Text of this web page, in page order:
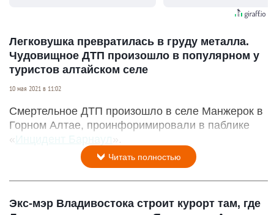
Легковушка превратилась в груду металла.
Чудовищное ДТП произошло в популярном у
туристов алтайском селе
10 мая 2021 в 11:02
Смертельное ДТП произошло в селе Манжерок в
Горном Алтае, проинфоримировали в паблике
« Инцидент Барнаул
Читать полностью
Экс-мэр Владивостока строит курорт там, где